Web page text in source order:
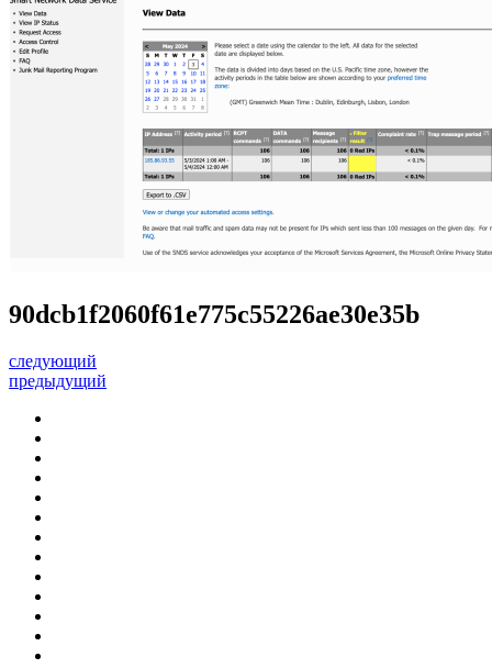
90dcb1f2060f61e775c55226ae30e35b
следующий
предыдущий